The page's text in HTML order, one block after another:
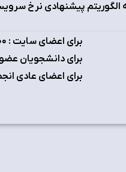
پیشنهادی نرخ
برای اعضای سایت : ۱٠٠,٠٠٠ ریال
برای دانشجویان عضو انجمن :
برای اعضای عادی انجمن :